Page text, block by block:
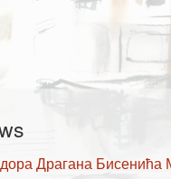
Драгана Бисенића